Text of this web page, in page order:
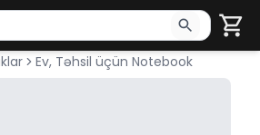
azı 2 simvol yazın. Göndərmək
Ev, Təhsil üçün Notebook